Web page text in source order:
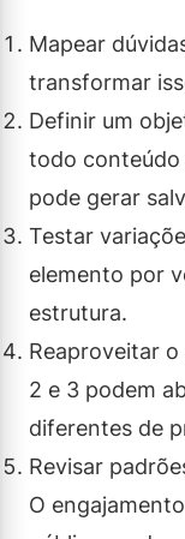
Mapear
transformar
Definir um
todo conteúdo
pode gerar
Testar
elemento por
estrutura.
Reaproveitar
2 e 3 podem
diferentes de
Revisar
O